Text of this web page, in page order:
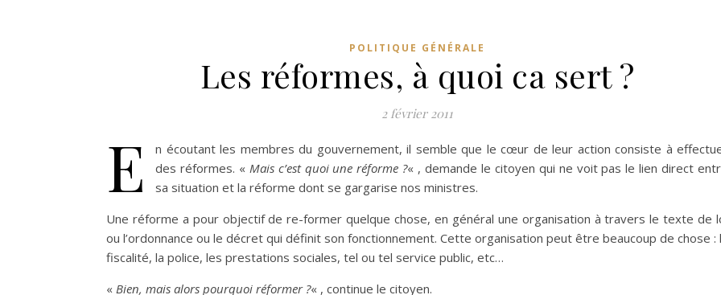
POLITIQUE GÉNÉRALE
Les réformes, à quoi ca sert ?
2 février 2011
E
n écoutant les membres du gouvernement, il semble que le cœur de leur action consiste à
des réformes. « Mais c’est quoi une réforme ?« , demande le citoyen qui ne voit pas le lien direct
sa situation et la réforme dont se gargarise nos ministres.
Une réforme a pour objectif de re-former quelque chose, en général une organisation à travers le texte de
ou l’ordonnance ou le décret qui définit son fonctionnement. Cette organisation peut être beaucoup de chose :
fiscalité, la police, les prestations sociales, tel ou tel service public, etc…
« Bien, mais alors pourquoi réformer ?« , continue le citoyen.